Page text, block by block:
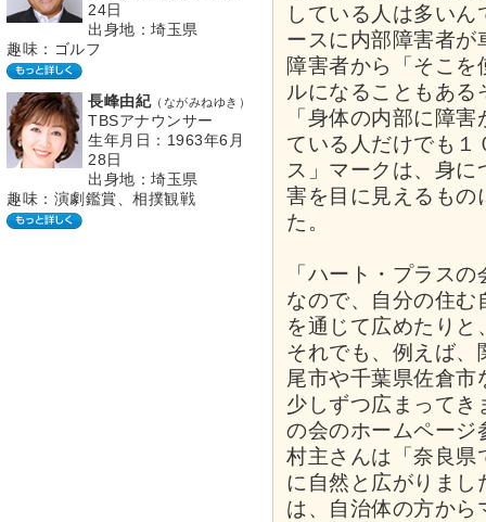
24日
出身地：埼玉県
趣味：ゴルフ
長峰由紀（ながみねゆき）
TBSアナウンサー
生年月日：1963年6月
28日
出身地：埼玉県
趣味：演劇鑑賞、相撲観戦
している人は多い
ースに内部障害者が
障害者から「そこ
ルになることもある
「身体の内部に障
ている人だけでも１
ス」マークは、身
害を目に見えるもの
た。
「ハート・プラス
なので、自分の住む
を通じて広めたり
それでも、例えば、
尾市や千葉県佐倉
少しずつ広まってき
の会のホームページ
村主さんは「奈良県
に自然と広がりまし
は、自治体の方から